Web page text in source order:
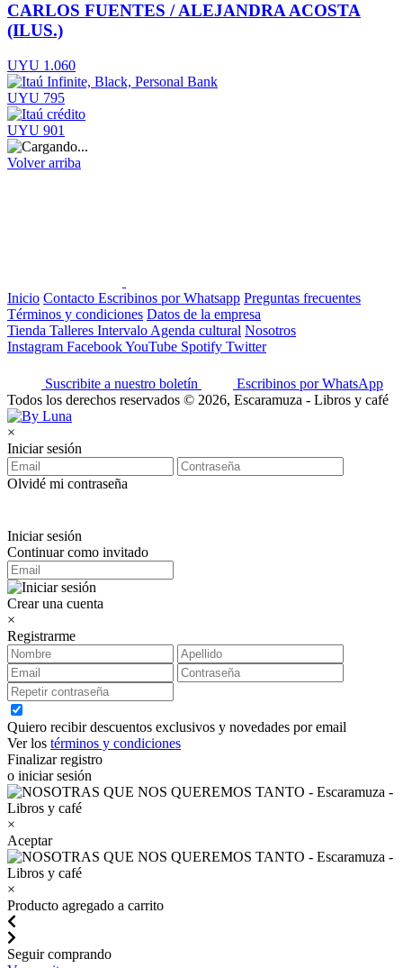
CARLOS FUENTES / ALEJANDRA ACOSTA
(ILUS.)
UYU 1.060
UYU 795
UYU 901
Volver arriba
Inicio Contacto Escribinos por Whatsapp Preguntas frecuentes
Términos y condiciones Datos de la empresa
Tienda Talleres Intervalo Agenda cultural Nosotros
Instagram FacebookYouTube Spotify Twitter
Suscribite a nuestro boletín
Escribinos por WhatsApp
Todos los derechos reservados © 2026, Escaramuza - Libros y café
×
Iniciar sesión
Olvidé mi contraseña
Iniciar sesión
Continuar como invitado
Crear una cuenta
×
Registrarme
Quiero recibir descuentos exclusivos y novedades por email
Ver los términos y condiciones
Finalizar registro
o iniciar sesión
×
Aceptar
×
Producto agregado a carrito
Seguir comprando